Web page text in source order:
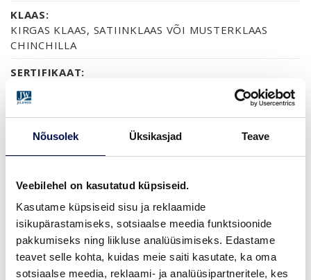
Nõusolek Üksikasjad Teave
Veebilehel on kasutatud küpsiseid.
Kasutame küpsiseid sisu ja reklaamide
isikupärastamiseks, sotsiaalse meedia funktsioonide
pakkumiseks ning liikluse analüüsimiseks. Edastame
teavet selle kohta, kuidas meie saiti kasutate, ka oma
sotsiaalse meedia, reklaami- ja analüüsipartneritele, kes
KLAAS:
KIRGAS KLAAS, SATIINKLAAS VÕI MUSTERKLAAS
CHINCHILLA
SERTIFIKAAT:
GARANTII:
2-AASTANE TOOTEGARANTII
VIIMISTLUS (6)
NCS S0502-YNCS S0500-NNCS S1502-G50Y
NCS S5500-N